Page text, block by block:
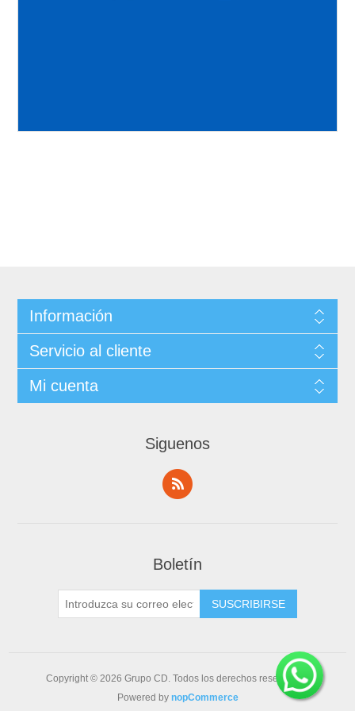
Información
Servicio al cliente
Mi cuenta
Siguenos
Boletín
Copyright © 2026 Grupo CD. Todos los derechos reservados.
Powered by nopCommerce